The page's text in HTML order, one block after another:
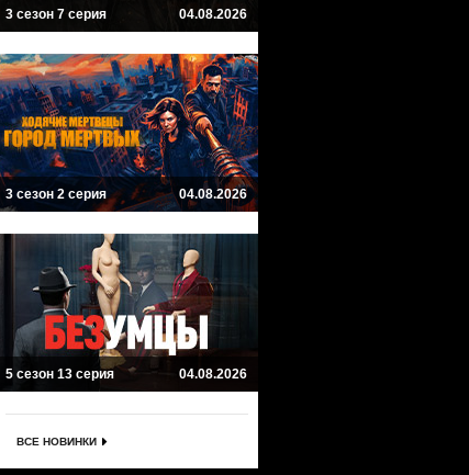
3 сезон 7 серия 04.08.2026
3 сезон 2 серия 04.08.2026
5 сезон 13 серия 04.08.2026
ВСЕ НОВИНКИ